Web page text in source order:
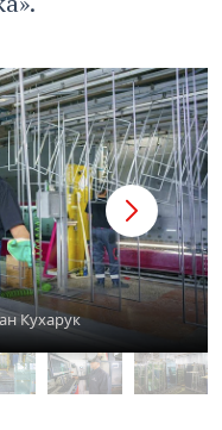
Кухарук